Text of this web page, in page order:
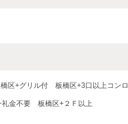
区+グリル付 板橋区+3口以上コンロ
礼金不要 板橋区+２Ｆ以上